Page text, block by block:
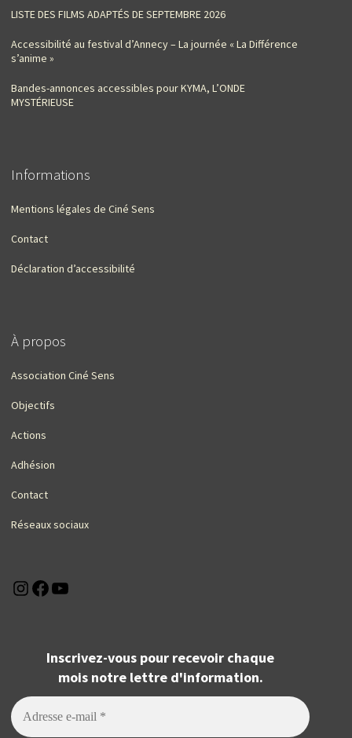
LISTE DES FILMS ADAPTÉS DE SEPTEMBRE 2026
Accessibilité au festival d’Annecy – La journée « La Différence
s’anime »
Bandes-annonces accessibles pour KYMA, L’ONDE
MYSTÉRIEUSE
Informations
Mentions légales de Ciné Sens
Contact
Déclaration d’accessibilité
À propos
Association Ciné Sens
Objectifs
Actions
Adhésion
Contact
Réseaux sociaux
Instagram
Facebook
Inscrivez-vous pour recevoir chaque
mois notre lettre d'information.